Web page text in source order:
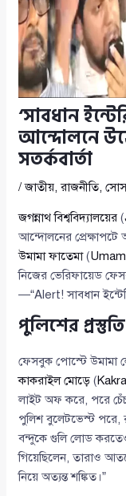
‘সাবধান
আন্দোলনে
সতর্কবার্তা
/জাতীয়,রাজনীতি,
জগন্নাথ বিশ্ববিদ্যালয়ের (
আন্দোলনের প্রেক্ষাপটে
উমামা ফাতেমা(
নিজের ভেরিফায়েড
—“Alert! সাবধান
পুলিশের
ফেসবুক পোস্টে উমামা
কাকরাইল মোড়ে (
লাইট অফ করে, পরে
পুলিশ বুলেটভেস্ট পরে,
বন্দুকে গুলি লোড করতেও
গিয়েছিলেন, তারাও
নিয়ে অত্যন্ত শঙ্কিত।”